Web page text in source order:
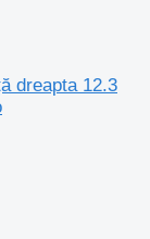
dreapta 12.3